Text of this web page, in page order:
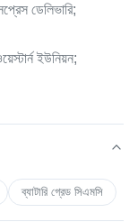
ডেলিভারি;
ইউনিয়ন;
ব্যাটারি গ্রেড সিএমসি